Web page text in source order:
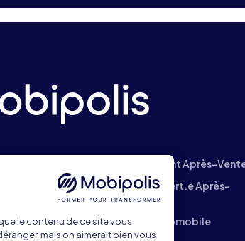
le contenu de ce site vous
mais on aimerait bien vous
Conseiller.ère Client Après-
Technicien.ne expert.e Après-
vente automobile
Vendeur.euse Automobile